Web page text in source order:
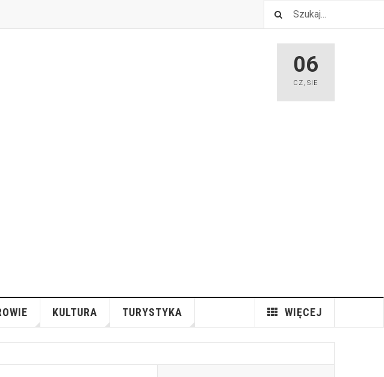
06
CZ,SIE
KULTURA TURYSTYKA WIĘCEJ